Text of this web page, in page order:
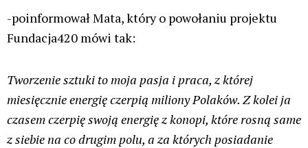
-poinformował Mata, który o powołaniu projektu
Fundacja420 mówi tak:
Tworzenie sztuki to moja pasja i praca, z której
miesięcznie energię czerpią miliony Polaków. Z kolei ja
czasem czerpię swoją energię z konopi, które rosną same
z siebie na co drugim polu, a za których posiadanie